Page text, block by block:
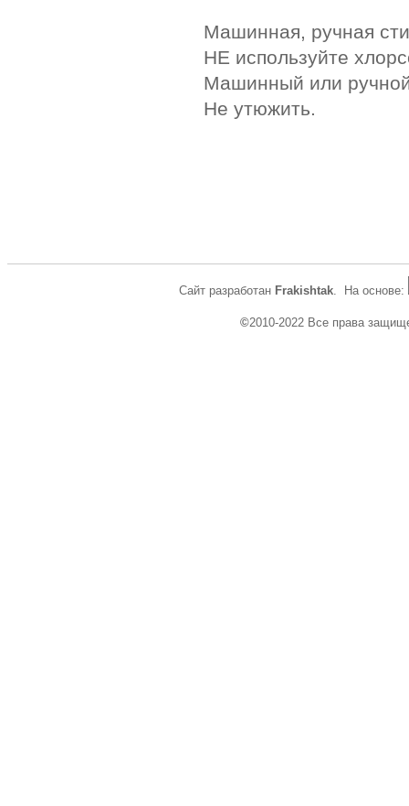
Машинная, ручная
НЕ используйте
Машинный или
Не утюжить.
Сайт разработан Frakishtak. На основе:
©2010-2022 Все права